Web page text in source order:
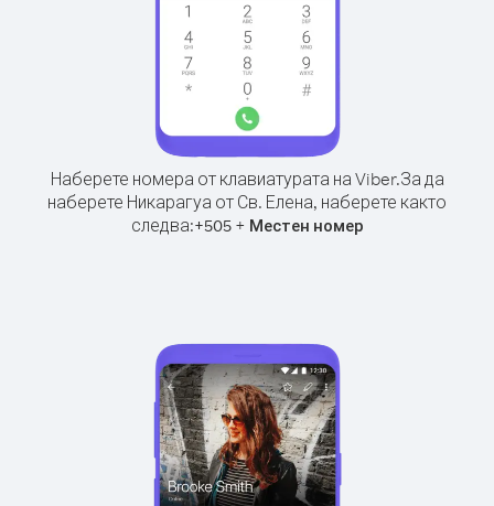
Наберете номера от клавиатурата на Viber.За да
наберете Никарагуа от Св. Елена, наберете както
следва:+505+ Местен номер